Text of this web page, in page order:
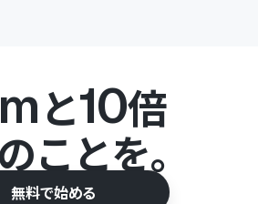
と10倍
ことを。
無料で始める